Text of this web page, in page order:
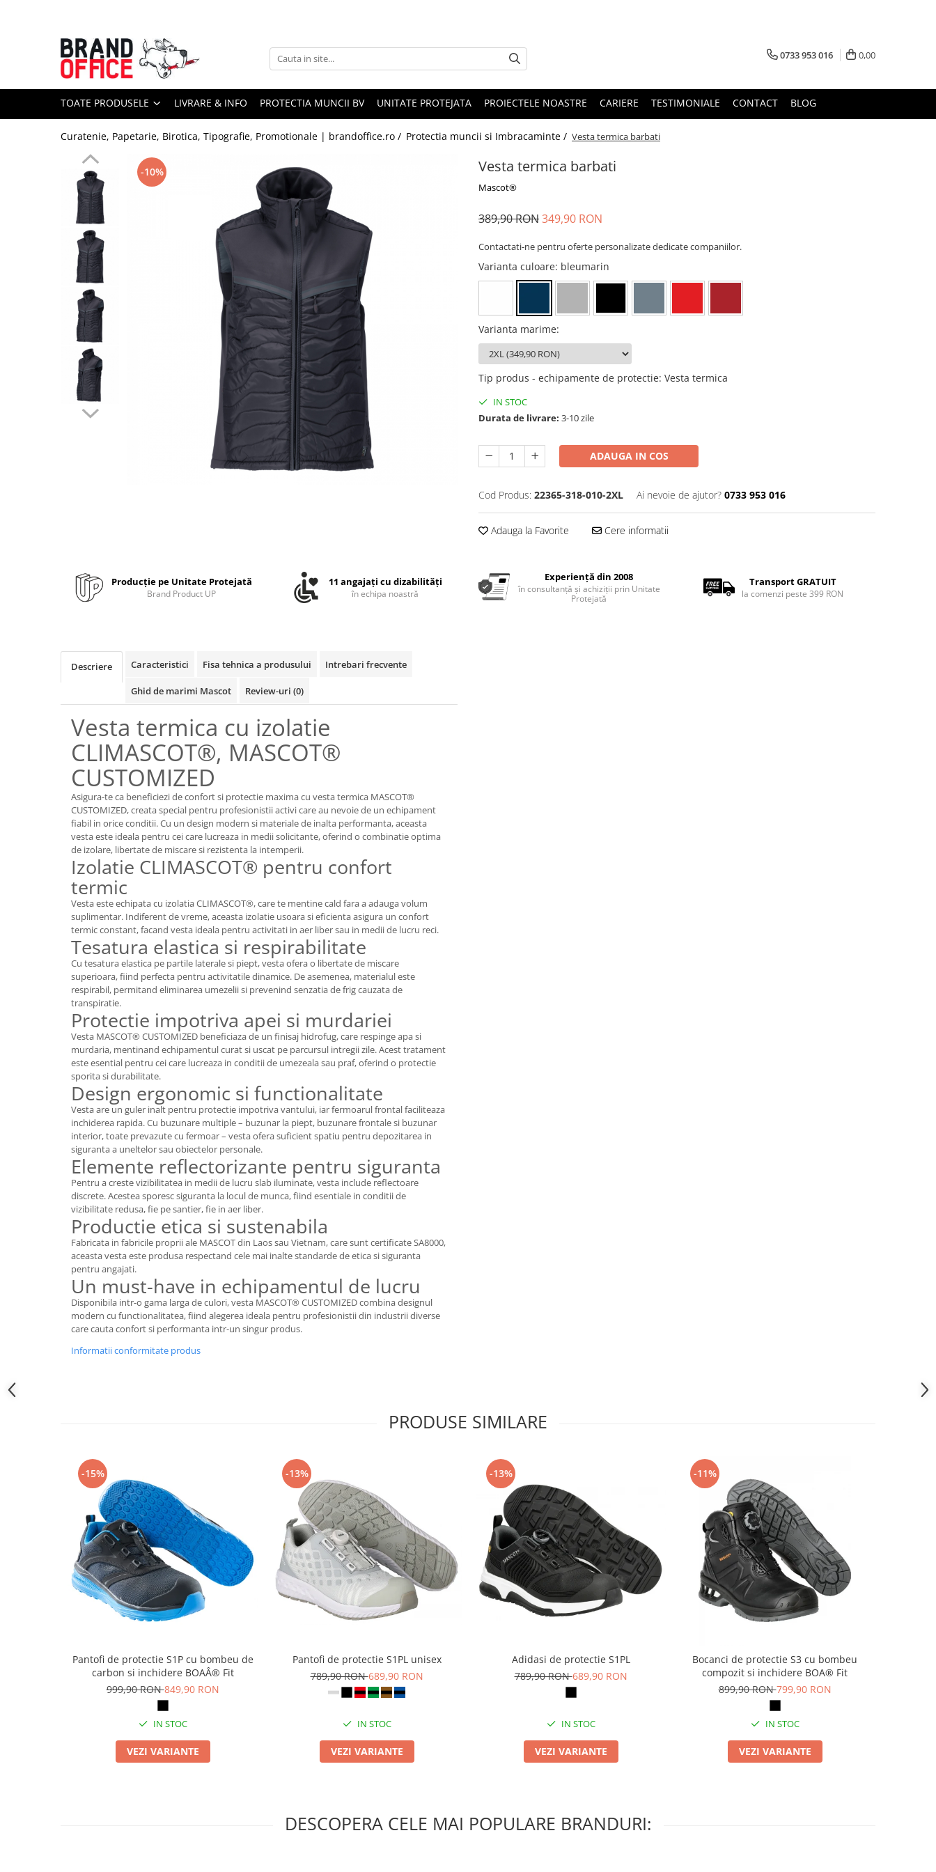
Toate Produsele
Unitate Protejata - PRODUCTIE
Hartie copiator si produse
Formulare tipizate
Saci menajeri (Unitate Protejata)
Agende, calendare si organizatoare
Agende personalizabile
Organizatoare business
Birotica si papetarie
Hartie si articole din hartie
Bibliorafturi, caiete mecanice,
Capsatoare, capse si perforatoare
Caiete si blocnotesuri
Dosare, folii protectie si mape
Accesorii diverse pentru birou
Seturi de scris Premium
Instrumente de scris eco
Markere diverse
Carioci si creioane colorate
Rezerve instrumente scris
Tavite documente si suporturi
Ascutitori, radiere, agrafe
Foarfece pentru birou
Curatenie si igiena
Produse Antibacteriene
Articole pentru baie
Articole pentru bucatarie
Maturi, mopuri si galeti
Hartie igienica, prosoape hartie si
Articole pentru rufe, casa,
geamuri, mobila
Articole pentru birou, suprafete,
Intretinere si odorizante masina
Saci de gunoi
Accesorii pentru curatenie
Tipografie si stampile
Formulare tipizate
Caiete si blocnotesuri
personalizate
Stampile, tusiere si tus
Protectia muncii si Imbracaminte
Imbracaminte
Bluze & Pulovere
Pantaloni cu pieptar
Incaltaminte
Manusi de protectie
Accesorii pentru protectia capului
Casti de protectie
Ochelari de protectie si viziere
Masti de protectie respiratorie
Sepci, caciuli si esarfe
Pachete promotionale
Comunicare si prezentare
0733 953 016 0,00
TOATE PRODUSELE LIVRARE & INFO PROTECTIA MUNCII BV UNITATE PROTEJATA PROIECTELE NOASTRE CARIERE TESTIMONIALE CONTACT BLOG
Curatenie, Papetarie, Birotica, Tipografie, Promotionale | brandoffice.ro / Protectia muncii si Imbracaminte / Vesta termica barbati
Vesta termica barbati
Mascot®
-10%
389,90 RON349,90 RON
Contactati-ne pentru oferte personalizate dedicate companiilor.
Varianta culoare: bleumarin
Varianta marime:
Tip produs - echipamente de protectie: Vesta termica
IN STOC
Durata de livrare: 3-10 zile
ADAUGA IN COS
Cod Produs: 22365-318-010-2XL Ai nevoie de ajutor? 0733 953 016
Adauga la Favorite Cere informatii
Producție pe Unitate Protejată
Brand Product UP
11 angajați cu dizabilități
în echipa noastră
Experiență din 2008
în consultanță și achiziții prin Unitate
Protejată
Transport GRATUIT
la comenzi peste 399 RON
Descriere Caracteristici Fisa tehnica a produsului Intrebari frecvente
Ghid de marimi Mascot Review-uri (0)
Vesta termica cu izolatie
CLIMASCOT®, MASCOT®
CUSTOMIZED
Asigura-te ca beneficiezi de confort si protectie maxima cu vesta termica MASCOT®
CUSTOMIZED, creata special pentru profesionistii activi care au nevoie de un echipament
fiabil in orice conditii. Cu un design modern si materiale de inalta performanta, aceasta
vesta este ideala pentru cei care lucreaza in medii solicitante, oferind o combinatie optima
de izolare, libertate de miscare si rezistenta la intemperii.
Izolatie CLIMASCOT® pentru confort
termic
Vesta este echipata cu izolatia CLIMASCOT®, care te mentine cald fara a adauga volum
suplimentar. Indiferent de vreme, aceasta izolatie usoara si eficienta asigura un confort
termic constant, facand vesta ideala pentru activitati in aer liber sau in medii de lucru reci.
Tesatura elastica si respirabilitate
Cu tesatura elastica pe partile laterale si piept, vesta ofera o libertate de miscare
superioara, fiind perfecta pentru activitatile dinamice. De asemenea, materialul este
respirabil, permitand eliminarea umezelii si prevenind senzatia de frig cauzata de
transpiratie.
Protectie impotriva apei si murdariei
Vesta MASCOT® CUSTOMIZED beneficiaza de un finisaj hidrofug, care respinge apa si
murdaria, mentinand echipamentul curat si uscat pe parcursul intregii zile. Acest tratament
este esential pentru cei care lucreaza in conditii de umezeala sau praf, oferind o protectie
sporita si durabilitate.
Design ergonomic si functionalitate
Vesta are un guler inalt pentru protectie impotriva vantului, iar fermoarul frontal faciliteaza
inchiderea rapida. Cu buzunare multiple – buzunar la piept, buzunare frontale si buzunar
interior, toate prevazute cu fermoar – vesta ofera suficient spatiu pentru depozitarea in
siguranta a uneltelor sau obiectelor personale.
Elemente reflectorizante pentru siguranta
Pentru a creste vizibilitatea in medii de lucru slab iluminate, vesta include reflectoare
discrete. Acestea sporesc siguranta la locul de munca, fiind esentiale in conditii de
vizibilitate redusa, fie pe santier, fie in aer liber.
Productie etica si sustenabila
Fabricata in fabricile proprii ale MASCOT din Laos sau Vietnam, care sunt certificate SA8000,
aceasta vesta este produsa respectand cele mai inalte standarde de etica si siguranta
pentru angajati.
Un must-have in echipamentul de lucru
Disponibila intr-o gama larga de culori, vesta MASCOT® CUSTOMIZED combina designul
modern cu functionalitatea, fiind alegerea ideala pentru profesionistii din industrii diverse
care cauta confort si performanta intr-un singur produs.
Informatii conformitate produs
PRODUSE SIMILARE
-15%
Pantofi de protectie S1P cu bombeu de
carbon si inchidere BOAÂ® Fit
999,90 RON849,90 RON
IN STOC
VEZI VARIANTE
-13%
Pantofi de protectie S1PL unisex
789,90 RON689,90 RON
IN STOC
VEZI VARIANTE
-13%
Adidasi de protectie S1PL
789,90 RON689,90 RON
IN STOC
VEZI VARIANTE
-11%
Bocanci de protectie S3 cu bombeu
compozit si inchidere BOA® Fit
899,90 RON799,90 RON
IN STOC
VEZI VARIANTE
DESCOPERA CELE MAI POPULARE BRANDURI: